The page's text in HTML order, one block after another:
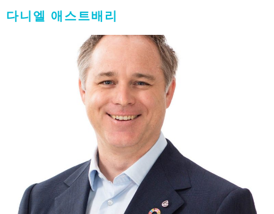
다니엘 애스트배리